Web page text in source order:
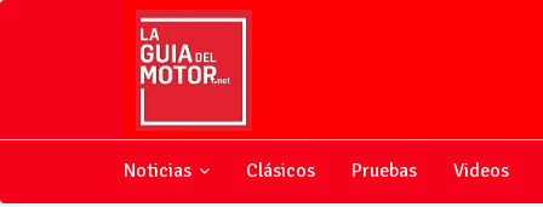
Noticias Clásicos Pruebas Videos